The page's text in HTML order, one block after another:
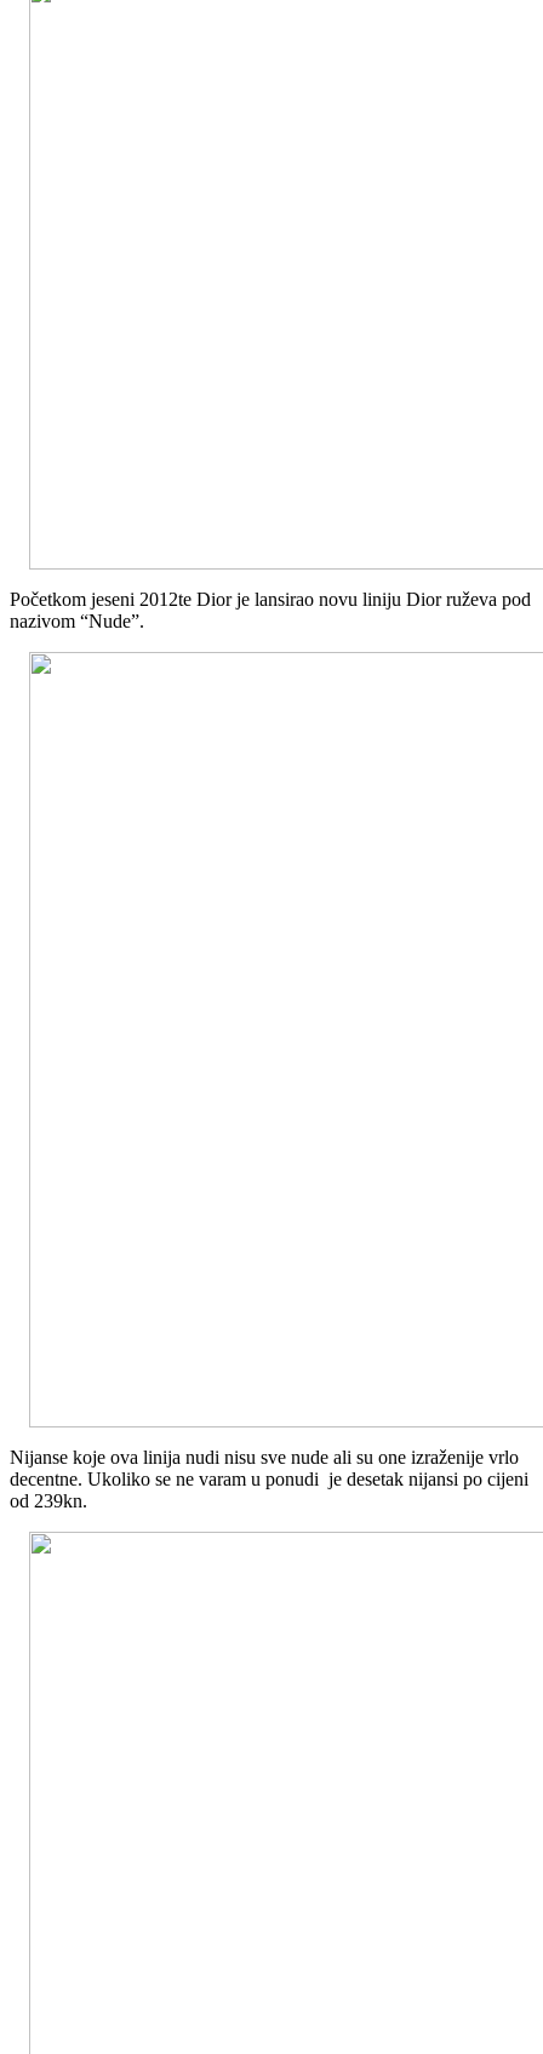
Početkom jeseni 2012te Dior je lansirao novu liniju Dior ruževa pod
nazivom “Nude”.
Nijanse koje ova linija nudi nisu sve nude ali su one izraženije vrlo
decentne. Ukoliko se ne varam u ponudi je desetak nijansi po cijeni
od 239kn.